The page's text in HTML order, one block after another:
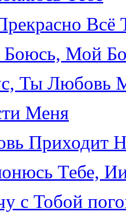
Всё
Мой
Ты Любовь
Меня
Приходит
Тебе,
с Тобой